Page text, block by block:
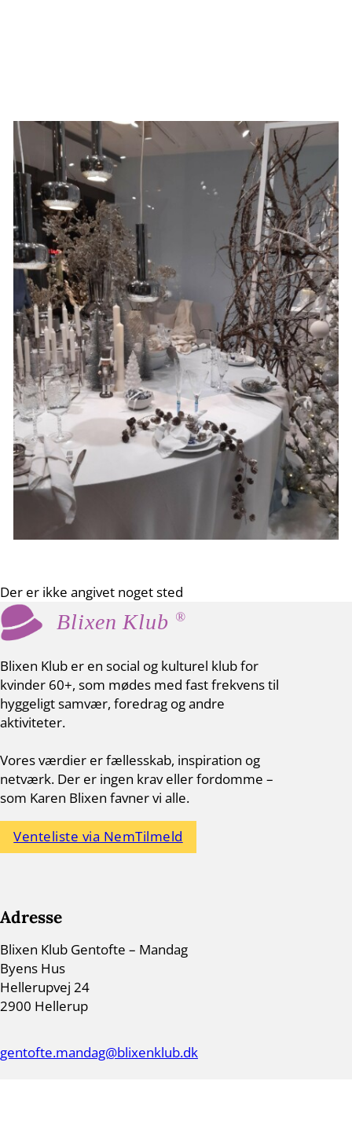
Der er ikke angivet noget sted
Blixen Klub ®
Blixen Klub er en social og kulturel klub for
kvinder 60+, som mødes med fast frekvens til
hyggeligt samvær, foredrag og andre
aktiviteter.
Vores værdier er fællesskab, inspiration og
netværk. Der er ingen krav eller fordomme –
som Karen Blixen favner vi alle.
Venteliste via NemTilmeld
Adresse
Blixen Klub Gentofte – Mandag
Byens Hus
Hellerupvej 24
2900 Hellerup
gentofte.mandag@blixenklub.dk